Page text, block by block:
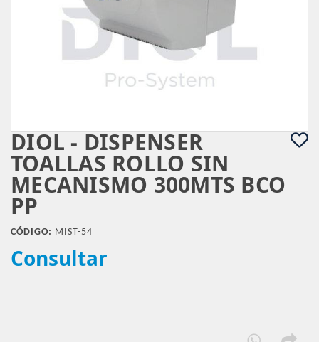
DIOL - DISPENSER
TOALLAS ROLLO SIN
MECANISMO 300MTS BCO
PP
CÓDIGO: MIST-54
Consultar